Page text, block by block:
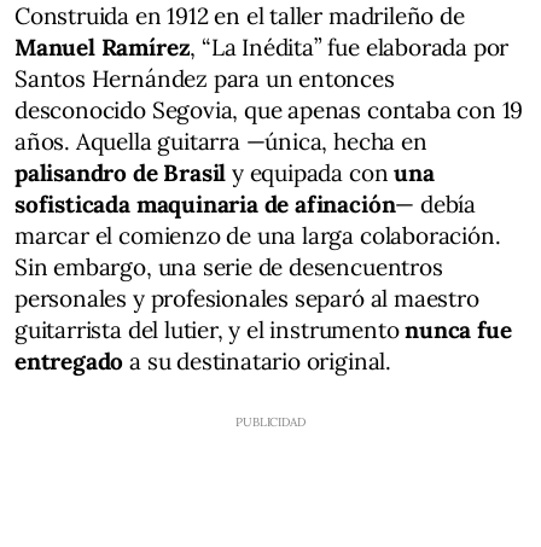
Construida en 1912 en el taller madrileño de
Manuel Ramírez, “La Inédita” fue elaborada por
Santos Hernández para un entonces
desconocido Segovia, que apenas contaba con 19
años. Aquella guitarra —única, hecha en
palisandro de Brasil y equipada conuna
sofisticada maquinaria de afinación— debía
marcar el comienzo de una larga colaboración.
Sin embargo, una serie de desencuentros
personales y profesionales separó al maestro
guitarrista del lutier, y el instrumentonunca fue
entregado a su destinatario original.